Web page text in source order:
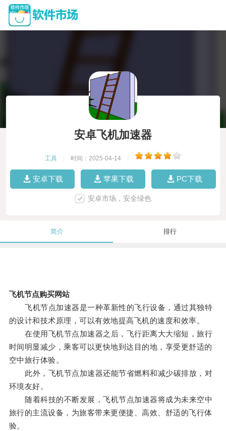
安卓飞机加速器
工具 时间：2025-04-14
安卓下载 苹果下载 PC下载
安卓市场，安全绿色
简介 排行
飞机节点购买网站
飞机节点加速器是一种革新性的飞行设备，通过其独特
的设计和技术原理，可以有效地提高飞机的速度和效率。
在使用飞机节点加速器之后，飞行距离大大缩短，旅行
时间明显减少，乘客可以更快地到达目的地，享受更舒适的
空中旅行体验。
此外，飞机节点加速器还能节省燃料和减少碳排放，对
环境友好。
随着科技的不断发展，飞机节点加速器将成为未来空中
旅行的主流设备，为旅客带来更便捷、高效、舒适的飞行体
验。